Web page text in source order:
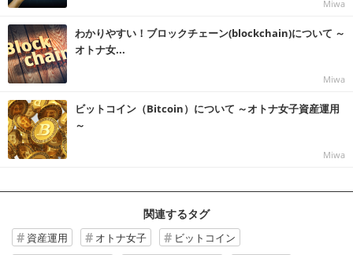
Miwa
わかりやすい！ブロックチェーン(blockchain)について ～
オトナ女...
Miwa
ビットコイン（Bitcoin）について ～オトナ女子資産運用
～
Miwa
関連するタグ
資産運用 オトナ女子
ビットコイン